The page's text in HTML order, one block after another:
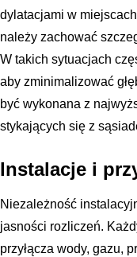
dylatacjami w
należy zachować
W takich sytuacjach
aby zminimalizować
być wykonana z
stykających się z
Instalacje i
Niezależność
jasności rozliczeń.
przyłącza wody, gazu,